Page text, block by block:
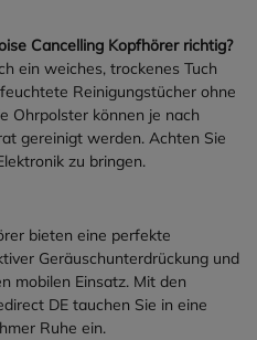
Cancelling Kopfhörer richtig?
ein weiches, trockenes Tuch
Reinigungstücher ohne
Ohrpolster können je nach
gereinigt werden. Achten Sie
zu bringen.
bieten eine perfekte
Geräuschunterdrückung und
mobilen Einsatz. Mit den
DE tauchen Sie in eine
Ruhe ein.